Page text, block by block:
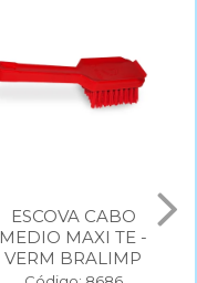
ESCOVA CABO
MEDIO MAXI TE -
VERM BRALIMP